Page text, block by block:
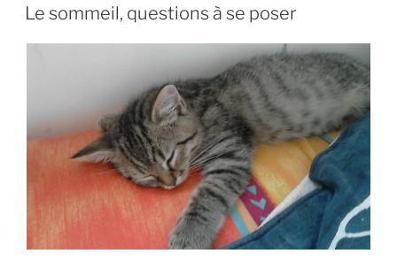
LE
Le sommeil, questions à se poser